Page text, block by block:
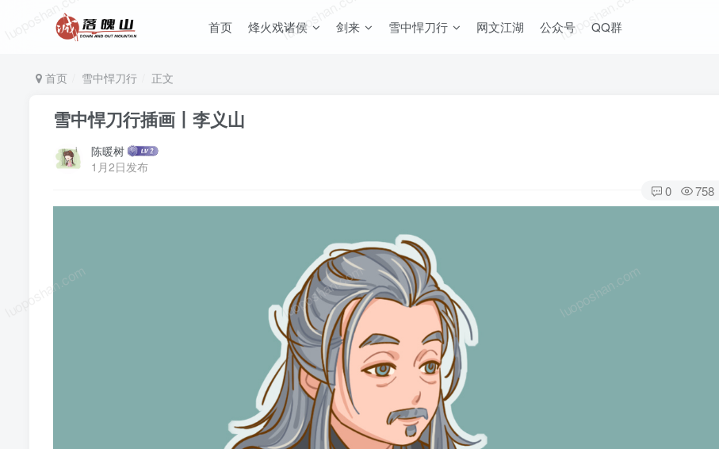
首页 烽火戏诸侯 剑来 雪中悍刀行 网文江湖 公众号 QQ群
首页 雪中悍刀行 正文
雪中悍刀行插画丨李义山
陈暖树
1月2日发布
0 758
luoposhan.com luoposhan.com
luoposhan.com
luoposhan.com